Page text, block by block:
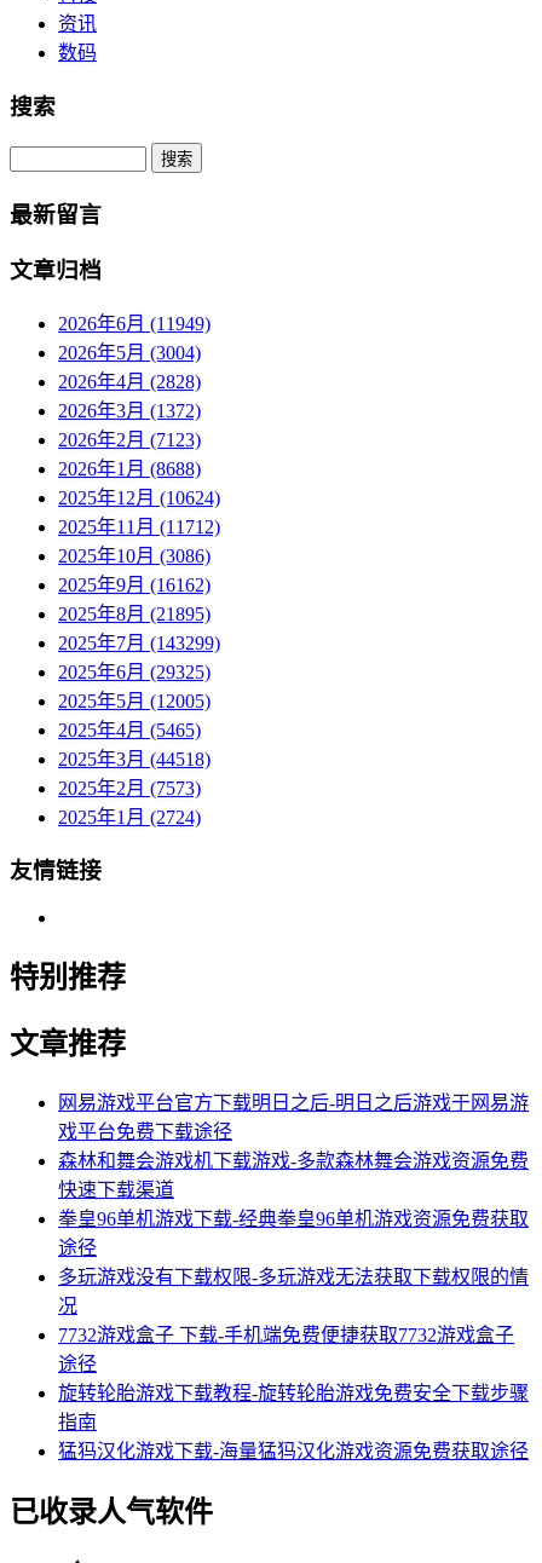
资讯
数码
搜索
Search
最新留言
文章归档
2026年6月 (11949)
2026年5月 (3004)
2026年4月 (2828)
2026年3月 (1372)
2026年2月 (7123)
2026年1月 (8688)
2025年12月 (10624)
2025年11月 (11712)
2025年10月 (3086)
2025年9月 (16162)
2025年8月 (21895)
2025年7月 (143299)
2025年6月 (29325)
2025年5月 (12005)
2025年4月 (5465)
2025年3月 (44518)
2025年2月 (7573)
2025年1月 (2724)
友情链接
特别推荐
文章推荐
网易游戏平台官方下载明日之后-明日之后游戏于网易游
戏平台免费下载途径
森林和舞会游戏机下载游戏-多款森林舞会游戏资源免费
快速下载渠道
拳皇96单机游戏下载-经典拳皇96单机游戏资源免费获取
途径
多玩游戏没有下载权限-多玩游戏无法获取下载权限的情
况
7732游戏盒子 下载-手机端免费便捷获取7732游戏盒子
途径
旋转轮胎游戏下载教程-旋转轮胎游戏免费安全下载步骤
指南
猛犸汉化游戏下载-海量猛犸汉化游戏资源免费获取途径
已收录人气软件